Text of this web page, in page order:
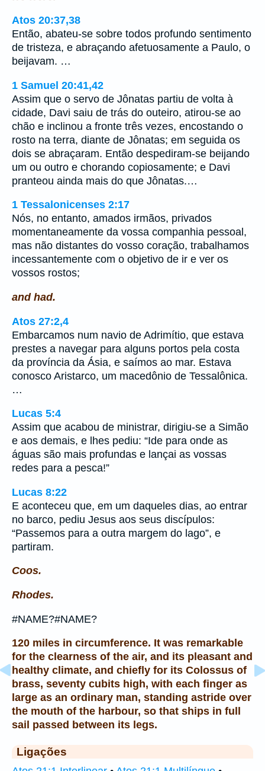
Atos 20:37,38
Então, abateu-se sobre todos profundo sentimento
de tristeza, e abraçando afetuosamente a Paulo, o
beijavam. …
1 Samuel 20:41,42
Assim que o servo de Jônatas partiu de volta à
cidade, Davi saiu de trás do outeiro, atirou-se ao
chão e inclinou a fronte três vezes, encostando o
rosto na terra, diante de Jônatas; em seguida os
dois se abraçaram. Então despediram-se beijando
um ou outro e chorando copiosamente; e Davi
pranteou ainda mais do que Jônatas.…
1 Tessalonicenses 2:17
Nós, no entanto, amados irmãos, privados
momentaneamente da vossa companhia pessoal,
mas não distantes do vosso coração, trabalhamos
incessantemente com o objetivo de ir e ver os
vossos rostos;
and had.
Atos 27:2,4
Embarcamos num navio de Adrimítio, que estava
prestes a navegar para alguns portos pela costa
da província da Ásia, e saímos ao mar. Estava
conosco Aristarco, um macedônio de Tessalônica.
…
Lucas 5:4
Assim que acabou de ministrar, dirigiu-se a Simão
e aos demais, e lhes pediu: “Ide para onde as
águas são mais profundas e lançai as vossas
redes para a pesca!”
Lucas 8:22
E aconteceu que, em um daqueles dias, ao entrar
no barco, pediu Jesus aos seus discípulos:
“Passemos para a outra margem do lago”, e
partiram.
Coos.
Rhodes.
#NAME?#NAME?
120 miles in circumference. It was remarkable
for the clearness of the air, and its pleasant and
healthy climate, and chiefly for its Colossus of
brass, seventy cubits high, with each finger as
large as an ordinary man, standing astride over
the mouth of the harbour, so that ships in full
sail passed between its legs.
Ligações